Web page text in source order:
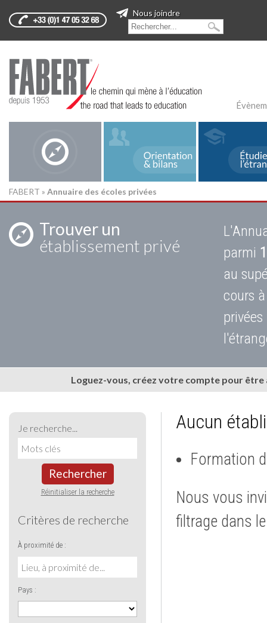
Nous joindre
FABERT » Annuaire des écoles privées
Trouver un
établissement privé
parmi
au
cours
Loguez-vous, créez votre compte pour
Je recherche...
Rechercher
Réinitialiser la recherche
Critères de recherche
À proximité de :
Pays :
Aucun
Formation
Nous vous
filtrage dans